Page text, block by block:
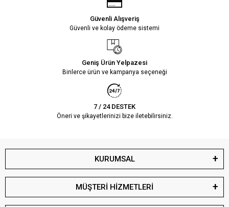
Güvenli Alışveriş
Güvenli ve kolay ödeme sistemi
Geniş Ürün Yelpazesi
Binlerce ürün ve kampanya seçeneği
7 / 24 DESTEK
Öneri ve şikayetlerinizi bize iletebilirsiniz.
KURUMSAL
MÜŞTERİ HİZMETLERİ